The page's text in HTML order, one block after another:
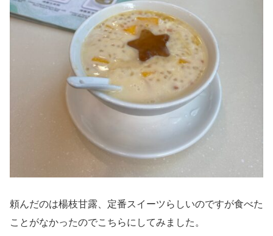
頼んだのは楊枝甘露、定番スイーツらしいのですが食べた
ことがなかったのでこちらにしてみました。